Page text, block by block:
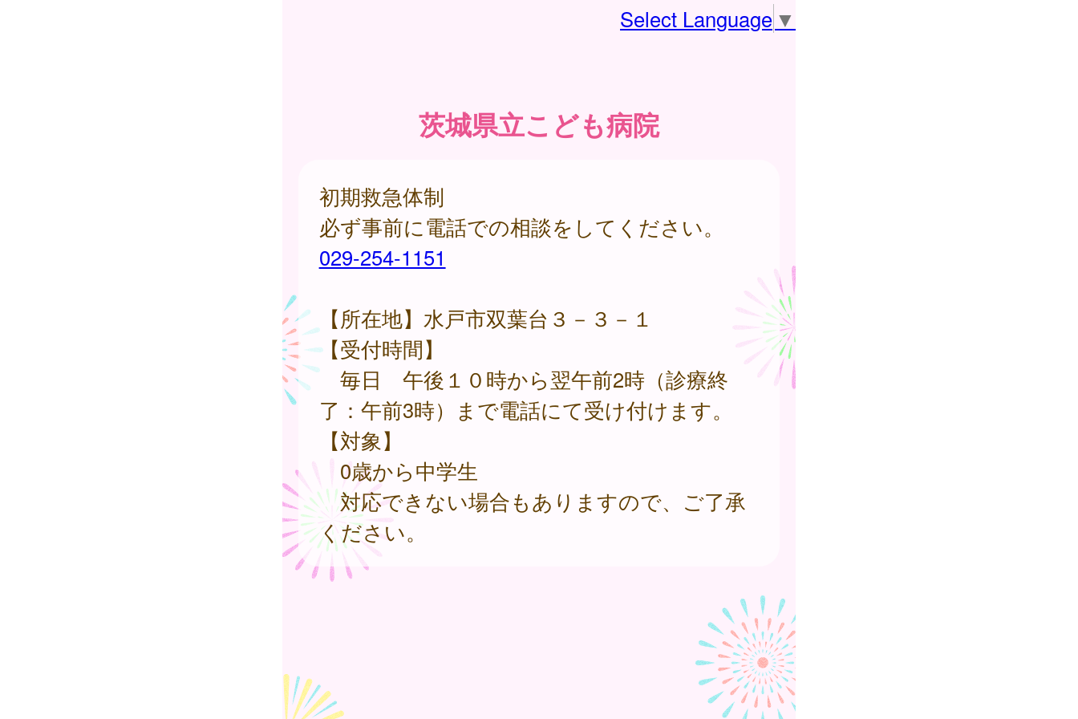
Select Language ▼
茨城県立こども病院
初期救急体制
必ず事前に電話での相談をしてください。
029-254-1151
【所在地】水戸市双葉台３－３－１
【受付時間】
毎日 午後１０時から翌午前2時（診療終
了：午前3時）まで電話にて受け付けます。
【対象】
0歳から中学生
対応できない場合もありますので、ご了承
ください。